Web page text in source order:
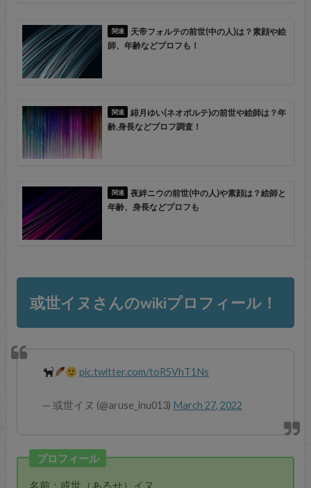
天帝フォルテの前世(中の人)は？素顔や絵
師、年齢などプロフも！
緋月ゆい(ネオポルテ)の前世や絵師は？年
齢,身長などプロフ調査！
夜絆ニウの前世(中の人)や素顔は？絵師と
年齢、身長などプロフも
或世イヌさんのwikiプロフィール！
pic.twitter.com/toR5VhT1Ns
— 或世イヌ (@aruse_inu013) March 27, 2022
プロフィール
名前：或世（あるせ）イヌ